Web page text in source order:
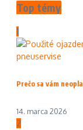
Top témy
1
Prečo sa vám
14. marca 2026
2